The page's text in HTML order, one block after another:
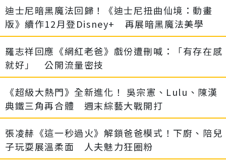
迪士尼暗黑魔法回歸！《迪士尼扭曲仙境：動畫
版》續作12月登Disney+ 再展暗黑魔法美學
羅志祥回應《網紅老爸》戲份遭刪喊：「有存在感
就好」 公開流量密技
《超級大熱門》全新進化！ 吳宗憲、Lulu、陳漢
典鐵三角再合體 週末綜藝大戰開打
張凌赫《這一秒過火》解鎖爸爸模式！下廚、陪兒
子玩耍展溫柔面 人夫魅力狂圈粉